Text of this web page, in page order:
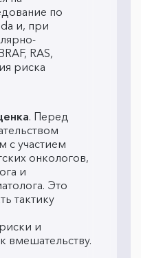
по
и, при
RAS,
риска
. Перед
с участием
онкологов,
и
Это
тактику
и
вмешательству.